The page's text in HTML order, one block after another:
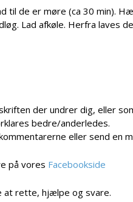
til de er møre (ca 30 min).
Lad afkøle. Herfra laves
der undrer dig, eller
bedre/anderledes.
eller send en
på vores Facebookside
at rette, hjælpe og svare.